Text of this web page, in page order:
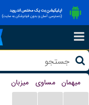
اپلیکیشن بت یک مختص اندروید
(دسترسی آسان و بدون فیلترشکن به سایت)
میزبان مساوی میهمان